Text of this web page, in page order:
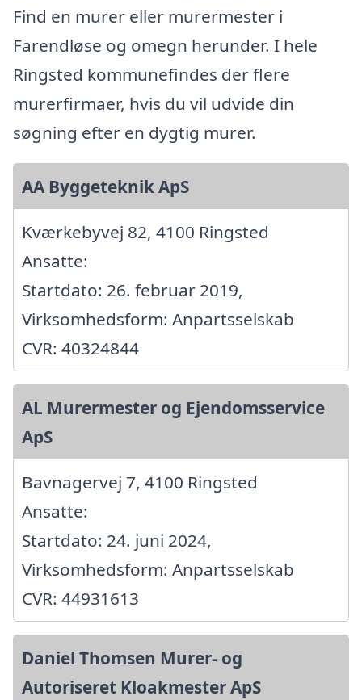
Find en murer eller murermester i
Farendløse og omegn herunder. I hele
Ringsted kommunefindes der flere
murerfirmaer, hvis du vil udvide din
søgning efter en dygtig murer.
AA Byggeteknik ApS
Kværkebyvej 82, 4100 Ringsted
Ansatte:
Startdato: 26. februar 2019,
Virksomhedsform: Anpartsselskab
CVR: 40324844
AL Murermester og Ejendomsservice
ApS
Bavnagervej 7, 4100 Ringsted
Ansatte:
Startdato: 24. juni 2024,
Virksomhedsform: Anpartsselskab
CVR: 44931613
Daniel Thomsen Murer- og
Autoriseret Kloakmester ApS